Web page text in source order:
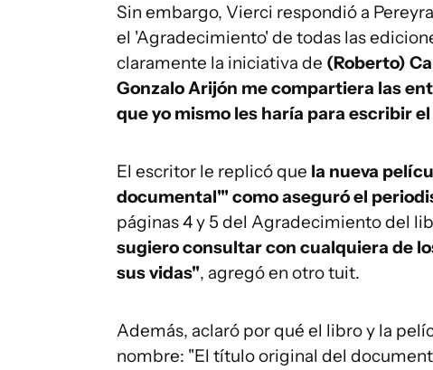
Sin embargo, Vierci respondió a
el 'Agradecimiento' de todas las
claramente la iniciativa de (Roberto)
Gonzalo Arijón me compartiera las
que yo mismo les haría para escribir
El escritor le replicó que la nueva
documental'" como aseguró el
páginas 4 y 5 del Agradecimiento del
sugiero consultar con cualquiera de
sus vidas", agregó en otro tuit.
Además, aclaró por qué el libro y la
nombre: "El título original del